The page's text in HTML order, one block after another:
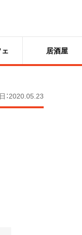
居酒屋
：2020.05.23